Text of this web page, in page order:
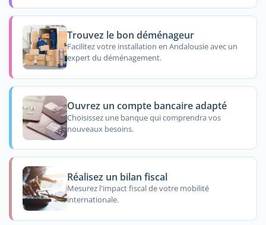
Trouvez le bon déménageur
Facilitez votre installation en Andalousie avec un
expert du déménagement.
Ouvrez un compte bancaire adapté
Choisissez une banque qui comprendra vos
nouveaux besoins.
Réalisez un bilan fiscal
Mesurez l'impact fiscal de votre mobilité
internationale.